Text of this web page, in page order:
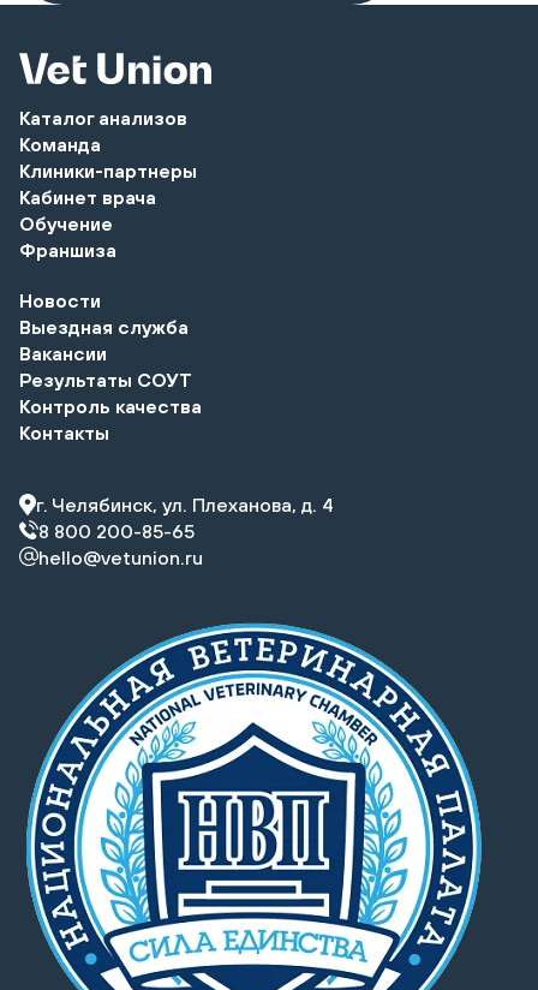
Каталог анализов
Команда
Клиники-партнеры
Кабинет врача
Обучение
Франшиза
Новости
Выездная служба
Вакансии
Результаты СОУТ
Контроль качества
Контакты
г. Челябинск, ул. Плеханова, д. 4
8 800 200-85-65
hello@vetunion.ru